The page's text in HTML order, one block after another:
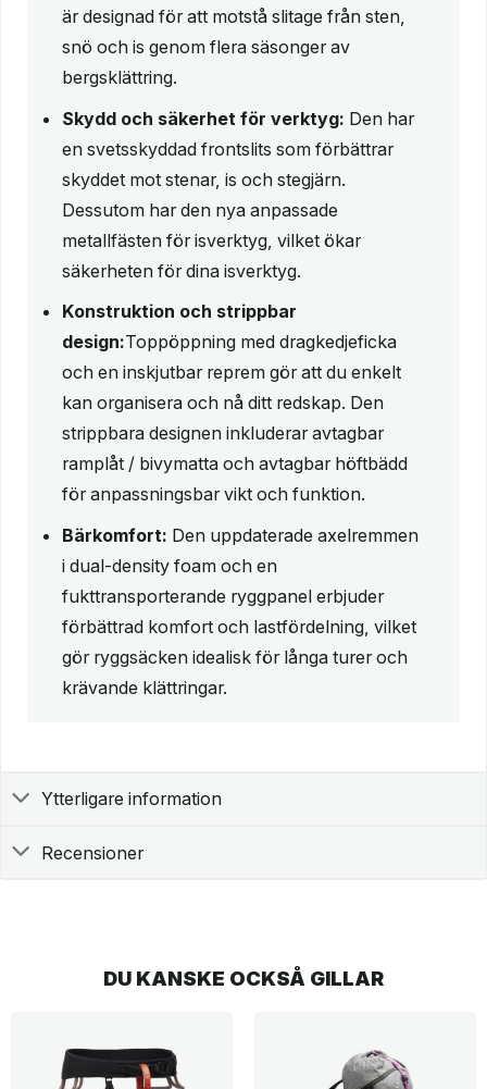
är designad för att motstå slitage från sten,
snö och is genom flera säsonger av
bergsklättring.
Skydd och säkerhet för verktyg: Den har
en svetsskyddad frontslits som förbättrar
skyddet mot stenar, is och stegjärn.
Dessutom har den nya anpassade
metallfästen för isverktyg, vilket ökar
säkerheten för dina isverktyg.
Konstruktion och strippbar
design:Toppöppning med dragkedjeficka
och en inskjutbar reprem gör att du enkelt
kan organisera och nå ditt redskap. Den
strippbara designen inkluderar avtagbar
ramplåt / bivymatta och avtagbar höftbädd
för anpassningsbar vikt och funktion.
Bärkomfort: Den uppdaterade axelremmen
i dual-density foam och en
fukttransporterande ryggpanel erbjuder
förbättrad komfort och lastfördelning, vilket
gör ryggsäcken idealisk för långa turer och
krävande klättringar.
Ytterligare information
Recensioner
DU KANSKE OCKSÅ GILLAR